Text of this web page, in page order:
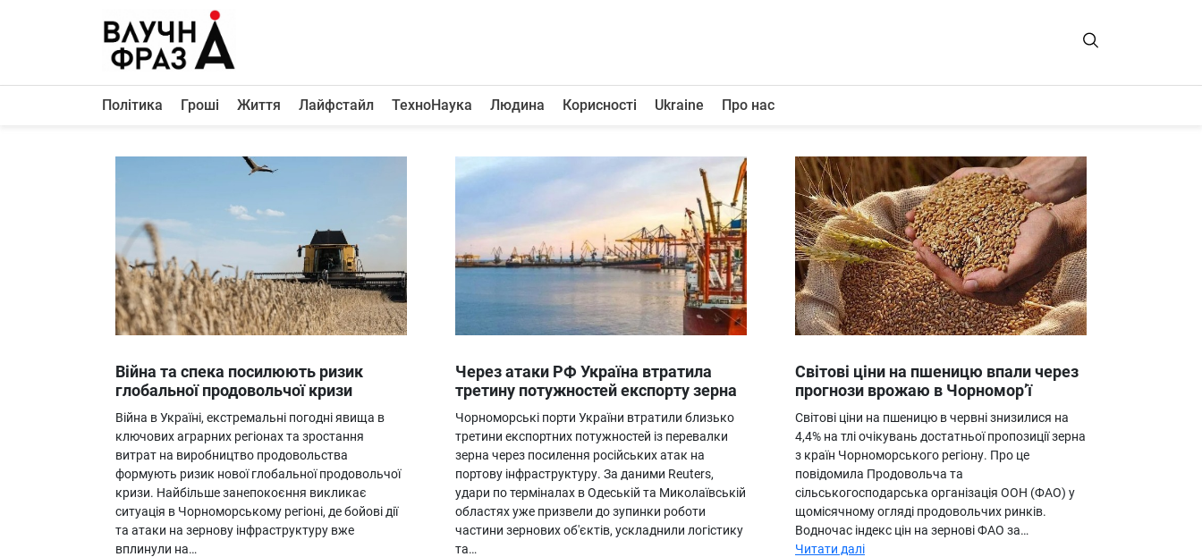
Політика
ТехноНаука
Людина
Корисності
Про нас
Політика Гроші Життя Лайфстайл ТехноНаука Людина Корисності Ukraine Про нас
Війна та спека посилюють ризик
глобальної продовольчої кризи
Війна в Україні, екстремальні погодні явища в
ключових аграрних регіонах та зростання
витрат на виробництво продовольства
формують ризик нової глобальної продовольчої
кризи. Найбільше занепокоєння викликає
ситуація в Чорноморському регіоні, де бойові дії
та атаки на зернову інфраструктуру вже
вплинули на…
Через атаки РФ Україна втратила
третину потужностей експорту зерна
Чорноморські порти України втратили близько
третини експортних потужностей із перевалки
зерна через посилення російських атак на
портову інфраструктуру. За даними Reuters,
удари по терміналах в Одеській та Миколаївській
областях уже призвели до зупинки роботи
частини зернових об'єктів, ускладнили логістику
та…
Світові ціни на пшеницю впали через
прогнози врожаю в Чорномор’ї
Світові ціни на пшеницю в червні знизилися на
4,4% на тлі очікувань достатньої пропозиції зерна
з країн Чорноморського регіону. Про це
повідомила Продовольча та
сільськогосподарська організація ООН (ФАО) у
щомісячному огляді продовольчих ринків.
Водночас індекс цін на зернові ФАО за…
Читати далі